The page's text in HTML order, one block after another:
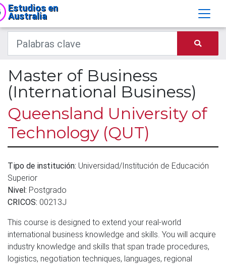
Estudios en
Australia
Master of Business
(International Business)
Queensland University of
Technology (QUT)
Tipo de institución: Universidad/Institución de Educación
Superior
Nivel: Postgrado
CRICOS: 00213J
This course is designed to extend your real-world
international business knowledge and skills. You will acquire
industry knowledge and skills that span trade procedures,
logistics, negotiation techniques, languages, regional